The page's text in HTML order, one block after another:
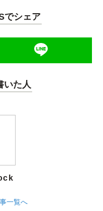
でシェア
いた人
一覧へ